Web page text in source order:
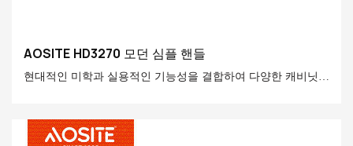
AOSITE HD3270 모던 심플 핸들
현대적인 미학과 실용적인 기능성을 결합하여 다양한 캐비닛과
일을 더해줍니다.